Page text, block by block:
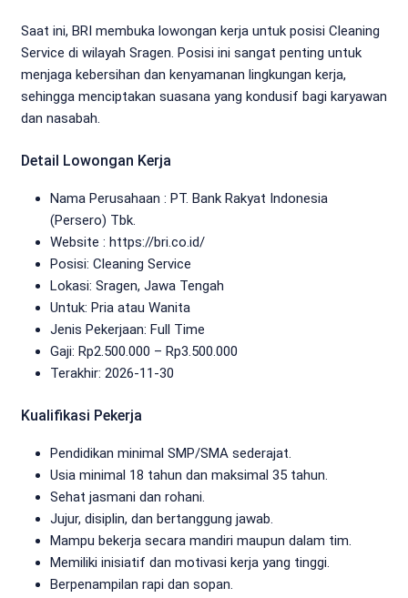
Saat ini, BRI membuka lowongan kerja untuk posisi Cleaning
Service di wilayah Sragen. Posisi ini sangat penting untuk
menjaga kebersihan dan kenyamanan lingkungan kerja,
sehingga menciptakan suasana yang kondusif bagi karyawan
dan nasabah.
Detail Lowongan Kerja
Nama Perusahaan : PT. Bank Rakyat Indonesia
(Persero) Tbk.
Website : https://bri.co.id/
Posisi: Cleaning Service
Lokasi: Sragen, Jawa Tengah
Untuk: Pria atau Wanita
Jenis Pekerjaan: Full Time
Gaji: Rp2.500.000 – Rp3.500.000
Terakhir: 2026-11-30
Kualifikasi Pekerja
Pendidikan minimal SMP/SMA sederajat.
Usia minimal 18 tahun dan maksimal 35 tahun.
Sehat jasmani dan rohani.
Jujur, disiplin, dan bertanggung jawab.
Mampu bekerja secara mandiri maupun dalam tim.
Memiliki inisiatif dan motivasi kerja yang tinggi.
Berpenampilan rapi dan sopan.